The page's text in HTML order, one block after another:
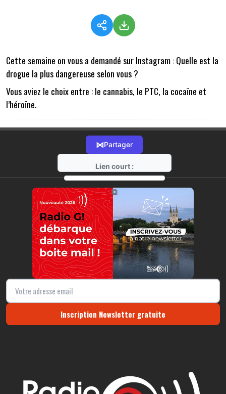
Cette semaine on vous a demandé sur Instagram : Quelle est la
drogue la plus dangereuse selon vous ?
Vous aviez le choix entre : le cannabis, le PTC, la cocaïne et
l’héroïne.
⋈Partager
Lien court :
https://radio-g.fr?22300
⧉
Inscription Newsletter gratuite